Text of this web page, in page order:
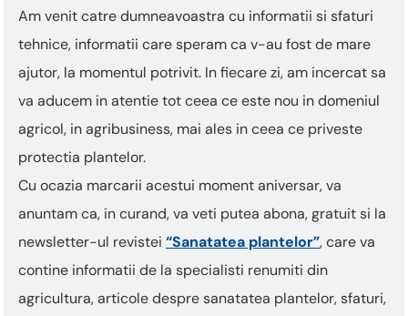
Am venit catre dumneavoastra cu informatii si sfaturi
tehnice, informatii care speram ca v-au fost de mare
ajutor, la momentul potrivit. In fiecare zi, am incercat sa
va aducem in atentie tot ceea ce este nou in domeniul
agricol, in agribusiness, mai ales in ceea ce priveste
protectia plantelor.
Cu ocazia marcarii acestui moment aniversar, va
anuntam ca, in curand, va veti putea abona, gratuit si la
newsletter-ul revistei “Sanatatea plantelor”, care va
contine informatii de la specialisti renumiti din
agricultura, articole despre sanatatea plantelor, sfaturi,